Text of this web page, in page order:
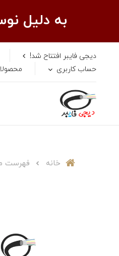
به دلیل
دیجی فایبر افتتاح شد!
حساب کاربری
خانه فهرست